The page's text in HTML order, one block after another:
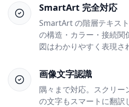
SmartArt 完全対応
SmartArt の階層テキス
の構造・カラー・接続関
図はわかりやすく表現さ
画像文字認識
隅々まで対応。スクリー
の文字もスマートに翻訳